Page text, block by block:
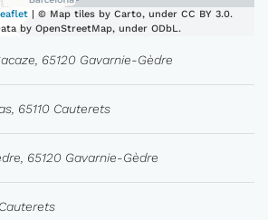
| © Map tiles by Carto, under CC BY 3.0.
by OpenStreetMap, under ODbL.
65120 Gavarnie-Gèdre
65110 Cauterets
65120 Gavarnie-Gèdre